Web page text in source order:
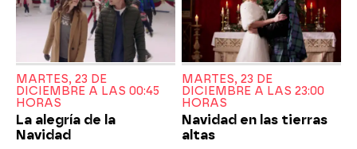
MARTES, 23 DE
DICIEMBRE A LAS 00:45
HORAS
La alegría de la
Navidad
MARTES, 23 DE
DICIEMBRE A LAS 23:00
HORAS
Navidad en las tierras
altas